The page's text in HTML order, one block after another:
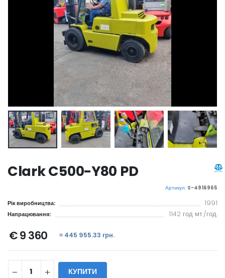
Clark C500-Y80 PD
Артикул: S-4916965
Рік виробництва: 1991
Напрацювання: 1142 год мт./год.
€ 9 360 ≈ 445 955.33 грн.
КУПИТИ